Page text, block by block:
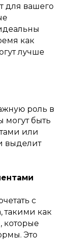
для вашего
как
лучше
роль в
могут быть
или
выделит
с
такими как
которые
Это